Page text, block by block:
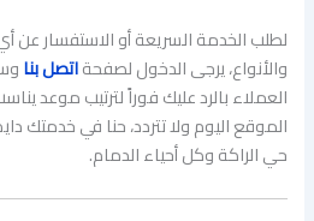
لطلب الخدمة السريعة أو الاستفسار عن
والأنواع، يرجى الدخول لصفحةاتصل بنا
العملاء بالرد عليك فوراً لترتيب موعد
الموقع اليوم ولا تتردد، حنا في خدمتك
حي الراكة وكل أحياء الدمام.